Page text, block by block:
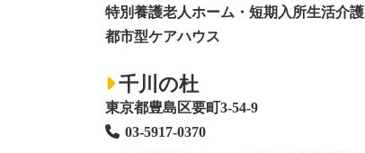
特別養護老人ホーム ・短期入所生活介護
都市型ケアハウス
千川の杜
東京都豊島区要町3-54-9
03-5917-0370